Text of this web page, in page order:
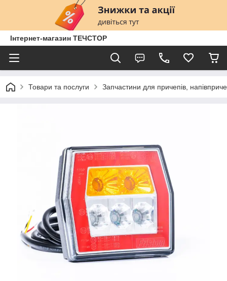
Інтернет-магазин ТЕЧСТОР
Товари та послуги Запчастини для причепів,